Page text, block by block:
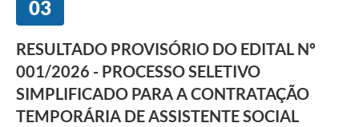
03
RESULTADO PROVISÓRIO DO EDITAL Nº
001/2026 - PROCESSO SELETIVO
SIMPLIFICADO PARA A CONTRATAÇÃO
TEMPORÁRIA DE ASSISTENTE SOCIAL